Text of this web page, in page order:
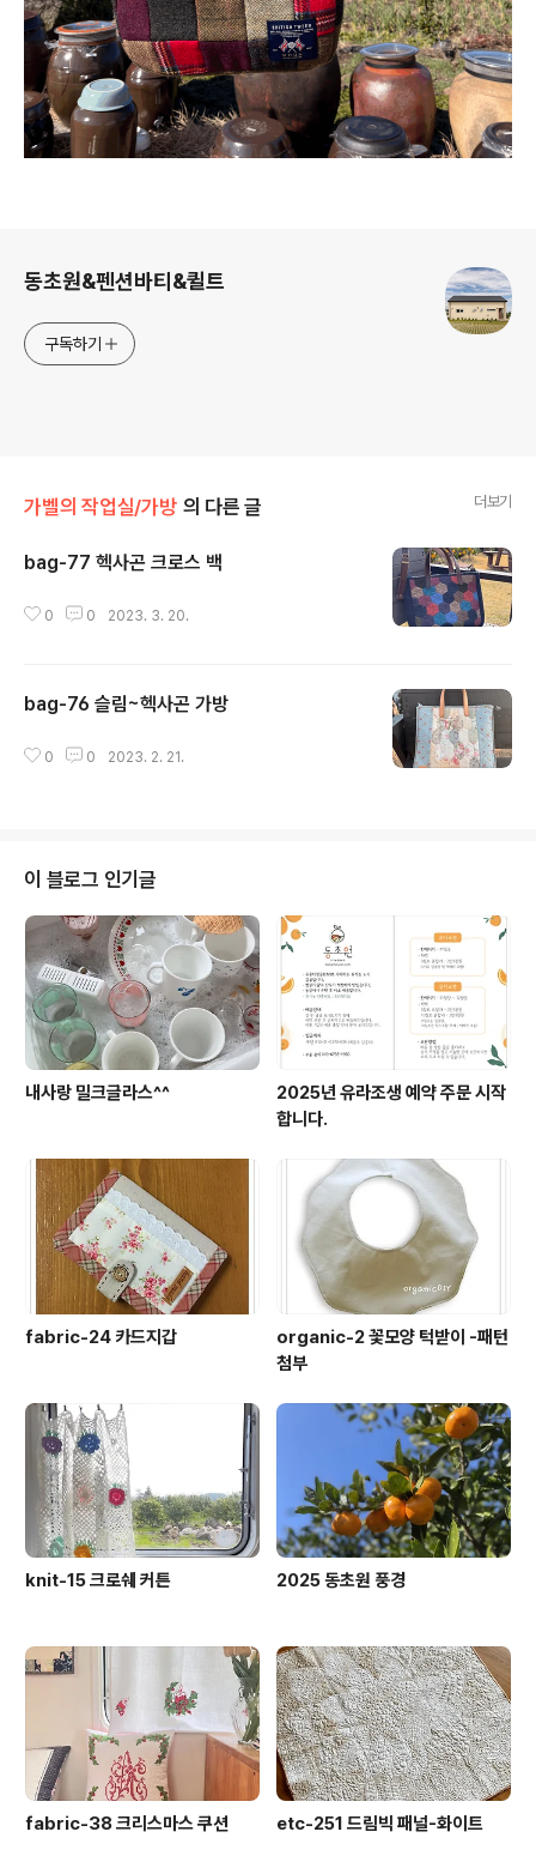
동초원&펜션바티&퀼트
구독하기
가벨의 작업실/가방 의 다른 글 더보기
bag-77 헥사곤 크로스 백
0 0 2023. 3. 20.
bag-76 슬림~헥사곤 가방
0 0 2023. 2. 21.
이 블로그 인기글
내사랑 밀크글라스^^
2025년 유라조생 예약 주문 시작
합니다.
fabric-24 카드지갑
organic-2 꽃모양 턱받이 -패턴
첨부
knit-15 크로쉐 커튼 2025 동초원 풍경
fabric-38 크리스마스 쿠션 etc-251 드림빅 패널-화이트